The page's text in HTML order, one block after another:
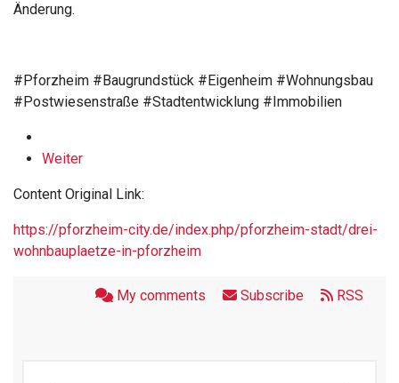
Änderung.
#Pforzheim #Baugrundstück #Eigenheim #Wohnungsbau
#Postwiesenstraße #Stadtentwicklung #Immobilien
Weiter
Content Original Link:
https://pforzheim-city.de/index.php/pforzheim-stadt/drei-
wohnbauplaetze-in-pforzheim
My comments Subscribe RSS